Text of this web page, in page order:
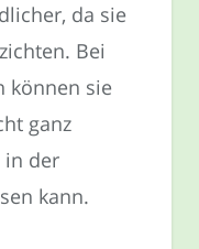
da sie
Bei
können sie
ganz
in der
kann.